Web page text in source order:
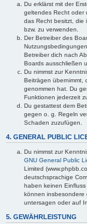
Du erklärst mit der
geltendes Recht oder
das Recht besitzt, die
bzw. zu verwenden.
Der Betreiber des
Betreiber dich nach
Boards ausschließen
Du nimmst zur
Beiträgen übernimmt,
genommen hat. Du
Funktionen jederzeit
Du gestattest dem
gegen o. g. Regeln
Schaden zuzufügen.
4. GENERAL PUBLIC
Du nimmst zur
GNU General Public
Limited
deutschsprachige
haben keinen
können insbesondere
untersagen oder auf
5. GEWÄHRLEISTUNG